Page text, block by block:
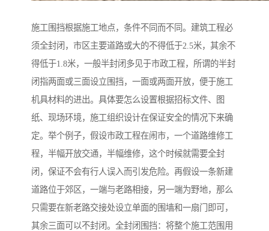
施工围挡根据施工地点，条件不同而不同。建筑工程必
须全封闭，市区主要道路或大的不得低于2.5米，其余不
得低于1.8米，一般半封闭多见于市政工程，所谓的半封
闭指两面或三面设立围挡，一面或两面开放，便于施工
机具材料的进出。具体要怎么设置根据招标文件、图
纸、现场环境，施工组织设计在保证安全的情况下来确
定。举个例子，假设市政工程在闹市，一个道路维修工
程，半幅开放交通，半幅维修，这个时候就需要全封
闭，保证不会有行人误入而引发危险。再假设一条新建
道路位于郊区，一端与老路相接，另一端为野地，那么
只需要在新老路交接处设立单面的围墙和一扇门即可，
其余三面可以不封闭。全封闭围挡：将整个施工范围用